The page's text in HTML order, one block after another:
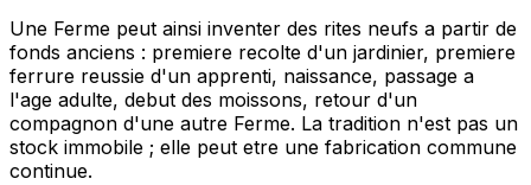
Une Ferme peut ainsi inventer des rites neufs a partir de
fonds anciens : premiere recolte d'un jardinier, premiere
ferrure reussie d'un apprenti, naissance, passage a
l'age adulte, debut des moissons, retour d'un
compagnon d'une autre Ferme. La tradition n'est pas un
stock immobile ; elle peut etre une fabrication commune
continue.